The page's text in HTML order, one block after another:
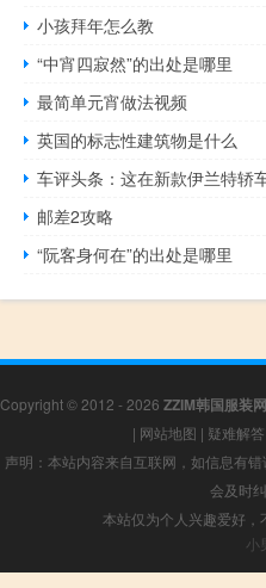
小孩拜年怎么教
“中宵四寂然”的出处是哪里
最简单元宵做法视频
英国的标志性建筑物是什么
车评头条：这在新款伊兰特轿
邮差2攻略
“阮客身何在”的出处是哪里
Copyright © 2012 - 2026 ZZIM韩国服装网
| 网站地图 | 疑难解答
声明：本站内容来自互联网，如信息有
会及时
本站仅为个人兴趣爱好
小